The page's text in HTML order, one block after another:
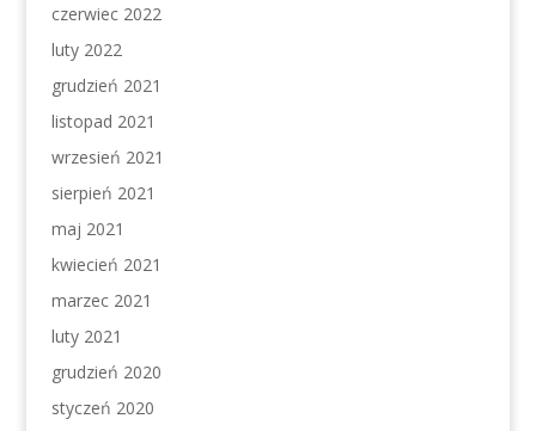
czerwiec 2022
luty 2022
grudzień 2021
listopad 2021
wrzesień 2021
sierpień 2021
maj 2021
kwiecień 2021
marzec 2021
luty 2021
grudzień 2020
styczeń 2020